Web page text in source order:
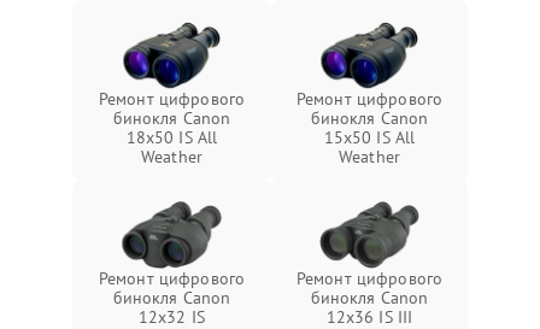
Ремонт цифрового
бинокля Canon
18x50 IS All
Weather
Ремонт цифрового
бинокля Canon
15x50 IS All
Weather
Ремонт цифрового
бинокля Canon
12x32 IS
Ремонт цифрового
бинокля Canon
12x36 IS III